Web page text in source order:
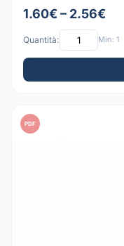
1.60€ – 2.56€
Quantità: Min: 1
PDF